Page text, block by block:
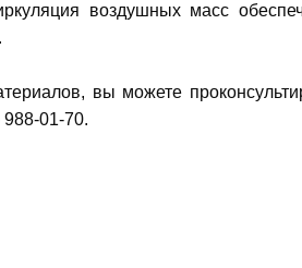
воздушных масс
вы можете
01-70.